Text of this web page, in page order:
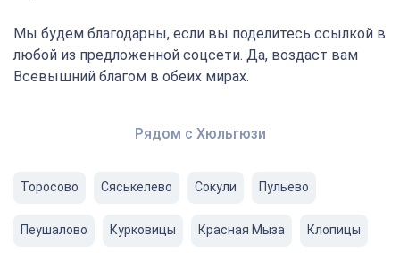
Мы будем благодарны, если вы поделитесь ссылкой в
любой из предложенной соцсети. Да, воздаст вам
Всевышний благом в обеих мирах.
Рядом с Хюльгюзи
Торосово Сяськелево Сокули Пульево
Пеушалово Курковицы Красная Мыза Клопицы